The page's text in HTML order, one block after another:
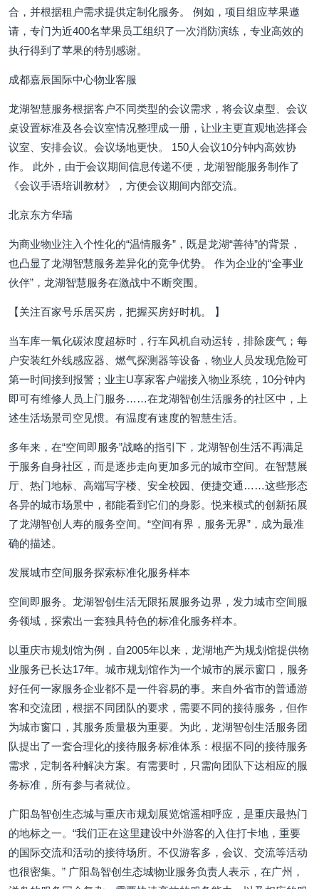
合，并根据租户需求提供定制化服务。 例如，项目组应苹果邀
请，专门为近400名苹果员工组织了一次消防演练，专业高效的
执行得到了苹果的特别感谢。
成都嘉辰国际中心物业客服
龙湖智慧服务根据客户不同类型的会议需求，将会议桌型、会议
桌设置标准及各会议室情况整理成一册，让业主更直观地选择会
议室、安排会议。会议场地更快。 150人会议10分钟内高效协
作。 此外，由于会议期间信息传递不便，龙湖智能服务制作了
《会议手语培训教材》，方便会议期间内部交流。
北京东方华瑞
为商业物业注入个性化的“温情服务”，既是龙湖“善待”的背景，
也凸显了龙湖智慧服务差异化的竞争优势。 作为企业的“全事业
伙伴”，龙湖智慧服务在激战中不断突围。
【关注百家号乐居买房，把握买房好时机。 】
当车库一氧化碳浓度超标时，行车风机自动运转，排除废气；每
户安装红外线感应器、燃气探测器等设备，物业人员发现危险可
第一时间接到报警；业主U享家客户端接入物业系统，10分钟内
即可有维修人员上门服务……在龙湖智创生活服务的社区中，上
述生活场景司空见惯。有温度有速度的智慧生活。
多年来，在“空间即服务”战略的指引下，龙湖智创生活不再满足
于服务自身社区，而是逐步走向更加多元的城市空间。在智慧展
厅、热门地标、高端写字楼、安全校园、便捷交通……这些形态
各异的城市场景中，都能看到它们的身影。悦来模式的创新拓展
了龙湖智创人寿的服务空间。“空间有界，服务无界”，成为最准
确的描述。
发展城市空间服务探索标准化服务样本
空间即服务。龙湖智创生活无限拓展服务边界，发力城市空间服
务领域，探索出一套独具特色的标准化服务样本。
以重庆市规划馆为例，自2005年以来，龙湖地产为规划馆提供物
业服务已长达17年。城市规划馆作为一个城市的展示窗口，服务
好任何一家服务企业都不是一件容易的事。来自外省市的普通游
客和交流团，根据不同团队的要求，需要不同的接待服务，但作
为城市窗口，其服务质量极为重要。为此，龙湖智创生活服务团
队提出了一套合理化的接待服务标准体系：根据不同的接待服务
需求，定制各种解决方案。有需要时，只需向团队下达相应的服
务标准，所有参与者就位。
广阳岛智创生态城与重庆市规划展览馆遥相呼应，是重庆最热门
的地标之一。“我们正在这里建设中外游客的入住打卡地，重要
的国际交流和活动的接待场所。不仅游客多，会议、交流等活动
也很密集。” 广阳岛智创生态城物业服务负责人表示，在广州，